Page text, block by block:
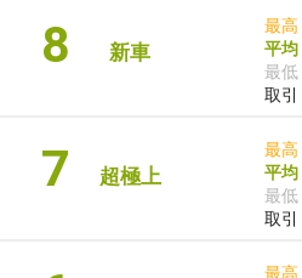
8 新車
最高
平均
最低
取引
7 超極上
最高
平均
最低
取引
最高